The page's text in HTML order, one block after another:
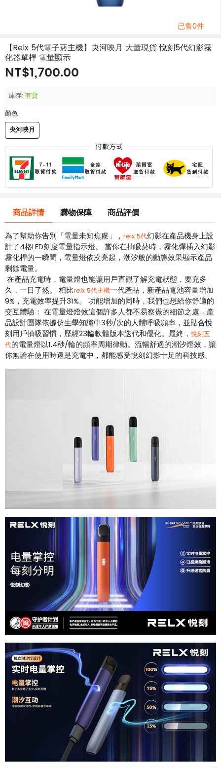
已售0件
【Relx 5代電子菸主機】央河映月 大量現貨 悅刻5代幻影霧
化器單桿 電量顯示
NT$1,700.00
庫存: 有貨
顏色
央河映月
商品詳情 購物保障 商品評價
為了幫助你告別「電量未知焦慮」， relx 5代幻影在產品機身上設
計了4格LED刻度電量指示燈。 當你在抽吸菸時，霧化彈插入幻影
霧化桿的一瞬間，電量燈依次亮起，潮汐般的動態效果顯示產品
剩餘電量。
在產品充電時，電量燈也能讓用戶直觀了解充電狀態，要充多
久，一目了然。 相比relx 5代主機一代產品，新產品電池容量增加
9%，充電效率提升31%。 功能增加的同時，我們也想給你舒適的
交互體驗： 在電量燈燈效這個許多人都不易察覺的細節之處，產
品設計團隊依據仿生學知識中3秒/次的人體呼吸頻率，並貼合悅
刻用戶抽吸習慣，歷經23輪軟體版本迭代和優化。最終，悅刻五
代的電量燈以1.4秒/輪的頻率周期律動。流暢舒適的潮汐燈效，讓
你無論在使用時還是充電中，都能感受悅刻幻影十足的科技感。